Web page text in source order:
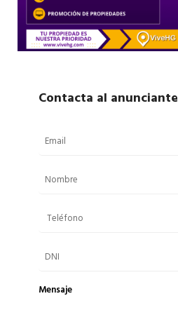
Contacta al anunciante
Mensaje